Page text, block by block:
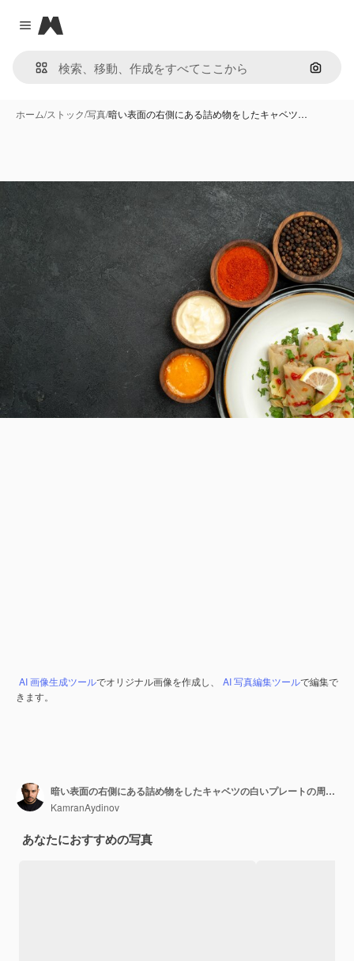
Close menu
Magnific
画像で
ホーム/ストック/写真/暗い表面の右側にある詰め物をしたキャベツ…
AI 画像生成ツールでオリジナル画像を作成し、 AI 写真編集ツールで編集で
きます。
暗い表面の右側にある詰め物をしたキャベツの白いプレートの周りのライスイエローソースサワークリームハーブブラックペッパーとカラフルなスパイスのトップクローズアップビュースパイスとソースボウル
KamranAydinov
あなたにおすすめの写真